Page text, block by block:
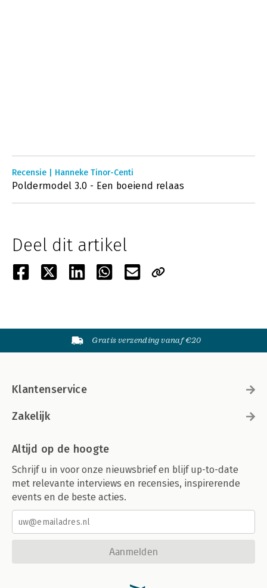
Recensie | Hanneke Tinor-Centi
Poldermodel 3.0 - Een boeiend relaas
Deel dit artikel
Gratis verzending vanaf €20
Klantenservice
Zakelijk
Altijd op de hoogte
Schrijf u in voor onze nieuwsbrief en blijf up-to-date
met relevante interviews en recensies, inspirerende
events en de beste acties.
Aanmelden